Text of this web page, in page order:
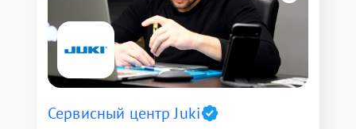
Сервисный центр Juki